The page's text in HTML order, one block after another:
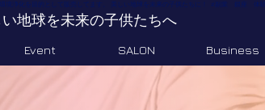
地球を未来の子供たちへ
環境浄化を目的として販売してます。 美しい地球を未来の子供たちに！ #副業 銀座
Event SALON Business